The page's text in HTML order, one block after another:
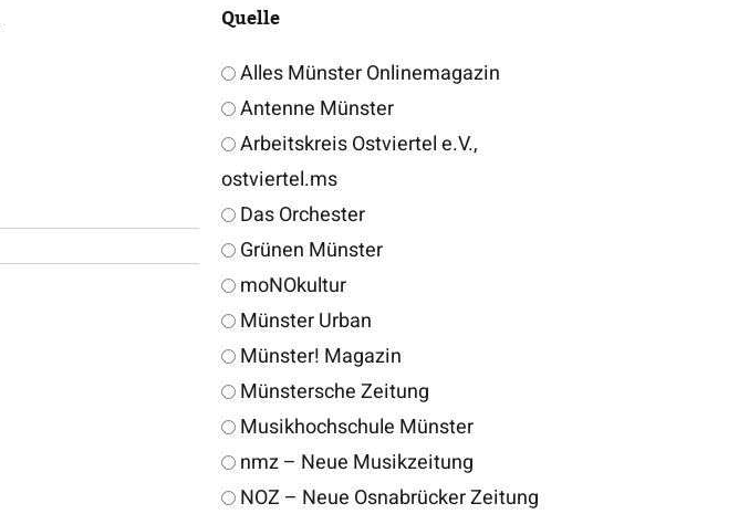
Quelle
Alles Münster Onlinemagazin
Antenne Münster
Arbeitskreis Ostviertel e.V.,
ostviertel.ms
Das Orchester
Grünen Münster
moNOkultur
Münster Urban
Münster! Magazin
Münstersche Zeitung
Musikhochschule Münster
nmz – Neue Musikzeitung
NOZ – Neue Osnabrücker Zeitung